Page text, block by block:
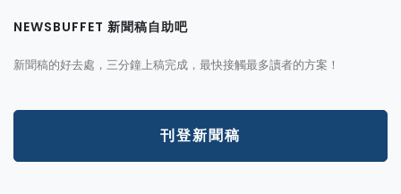
NEWSBUFFET 新聞稿自助吧
新聞稿的好去處，三分鐘上稿完成，最快接觸最多讀者的方案！
刊登新聞稿